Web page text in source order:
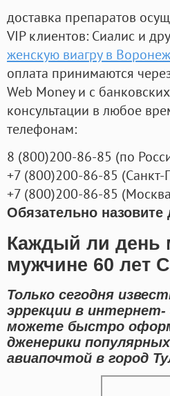
доставка препаратов
VIP клиентов: Сиалис и
женскую виагру в
оплата принимаются
Web Money и с
консультации в любое
телефонам:
8 (800)200-86-85 (по
+7 (800)200-86-85 (Санкт-
+7 (800)200-86-85 (
Обязательно
Каждый ли день
мужчине 60 лет
Только сегодня
эррекции в
можете быстро
дженерики
авиапочтой в город